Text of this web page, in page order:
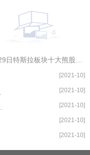
[2021-10]
[2021-10]
[2021-10]
[2021-10]
[2021-10]